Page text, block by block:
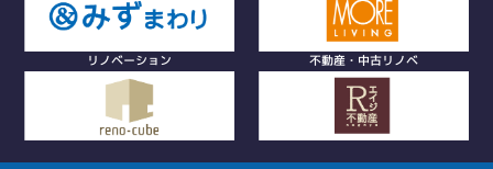
リノベーション 不動産・中古リノベ